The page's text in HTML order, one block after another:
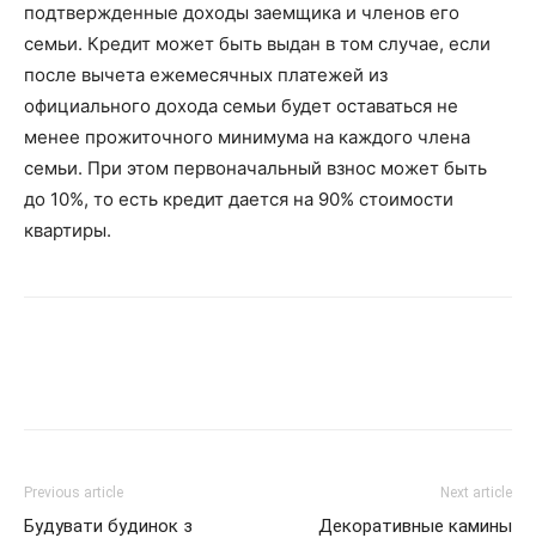
подтвержденные доходы заемщика и членов его
семьи. Кредит может быть выдан в том случае, если
после вычета ежемесячных платежей из
официального дохода семьи будет оставаться не
менее прожиточного минимума на каждого члена
семьи. При этом первоначальный взнос может быть
до 10%, то есть кредит дается на 90% стоимости
квартиры.
Previous article
Будувати будинок з
Next article
Декоративные камины